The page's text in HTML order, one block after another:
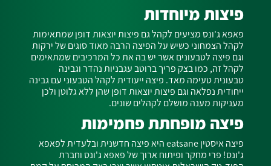
פיצות מיוחדות
פאפא ג'ונס מציעים לקהל גם פיצות יוצאות דופן שמתאימות
לקהל הצמחוני כשיש על הפיצה הרבה מאוד סוגים של ירקות
וגם פיצה לטבעונים אשר יש בה את כל המרכיבים שמתאימים
לקהל זה, כמו בצק פריך ברוטב עגבניות נהדר וגבינה
טבעונית טעימה מאד. פיצה ייעודית לקהל הטבעוני עם גבינה
ייחודית נפלאה וגם פיצות יוצאות דופן שהן ללא גלוטן ולכן
מעניקות מענה מושלם לקהלים שונים.
פיצה מופחתת פחמימות
פיצה איסטין eatsane היא פיצה חדשנית ובלעדית לפאפא
ג'ונס! פרי מחקר ופיתוח ארוך של פאפא ג'ונס וחברת